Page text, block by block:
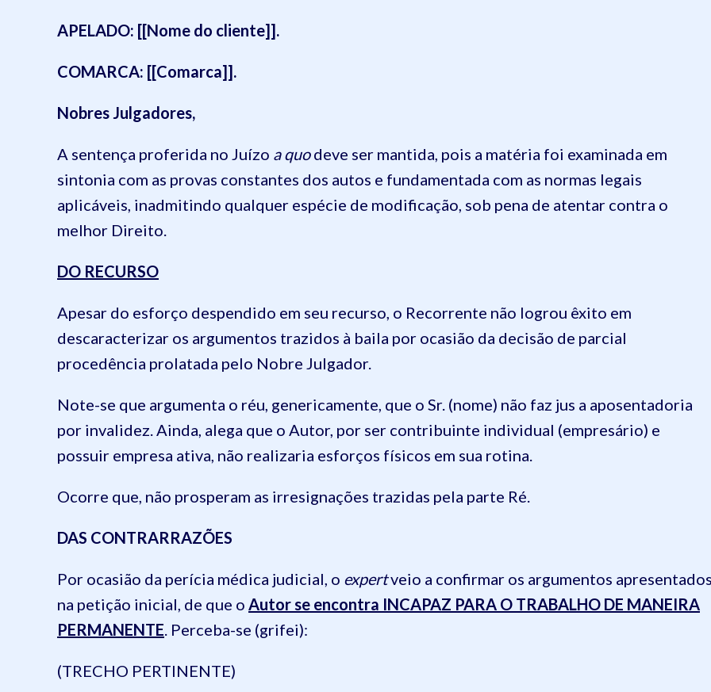
APELADO: [[Nome do cliente]].
COMARCA: [[Comarca]].
Nobres Julgadores,
A sentença proferida no Juízo a quodeve ser mantida, pois a matéria foi examinada em
sintonia com as provas constantes dos autos e fundamentada com as normas legais
aplicáveis, inadmitindo qualquer espécie de modificação, sob pena de atentar contra o
melhor Direito.
DO RECURSO
Apesar do esforço despendido em seu recurso, o Recorrente não logrou êxito em
descaracterizar os argumentos trazidos à baila por ocasião da decisão de parcial
procedência prolatada pelo Nobre Julgador.
Note-se que argumenta o réu, genericamente, que o Sr. (nome) não faz jus a aposentadoria
por invalidez. Ainda, alega que o Autor, por ser contribuinte individual (empresário) e
possuir empresa ativa, não realizaria esforços físicos em sua rotina.
Ocorre que, não prosperam as irresignações trazidas pela parte Ré.
DAS CONTRARRAZÕES
Por ocasião da perícia médica judicial, o expertveio a confirmar os argumentos
na petição inicial, de que o Autor se encontra INCAPAZ PARA O TRABALHO DE MANEIRA
PERMANENTE. Perceba-se (grifei):
(TRECHO PERTINENTE)